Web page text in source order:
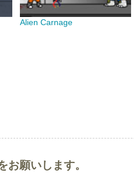
Alien Carnage
願いします。